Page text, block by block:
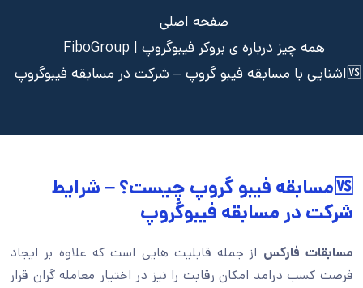
صفحه اصلی
همه چیز درباره ی بروکر فیبوگروپ | FiboGroup
🆚اشنایی با مسابقه فیبو گروپ – شرکت در مسابقه فیبوگروپ
🆚مسابقه فیبو گروپ چیست؟ – شرایط
شرکت در مسابقه فیبوگروپ
مسابقات فارکس از جمله قابلیت هایی است که علاوه بر ایجاد
فرصت کسب درامد امکان رقابت را نیز در اختیار معامله گران قرار